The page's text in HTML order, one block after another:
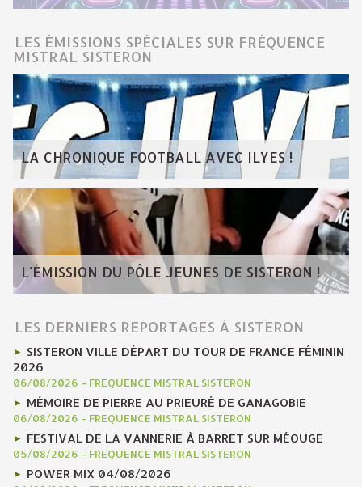
LES ÉMISSIONS SPÉCIALES SUR FRÉQUENCE
MISTRAL SISTERON
LA CHRONIQUE FOOTBALL AVEC ILYES !
L'ÉMISSION DU PÔLE JEUNES DE SISTERON !
LES DERNIERS REPORTAGES À SISTERON
SISTERON VILLE DÉPART DU TOUR DE FRANCE FÉMININ
2026
06/08/2026 - FREQUENCE MISTRAL SISTERON
MÉMOIRE DE PIERRE AU PRIEURÉ DE GANAGOBIE
06/08/2026 - FREQUENCE MISTRAL SISTERON
FESTIVAL DE LA VANNERIE À BARRET SUR MÉOUGE
05/08/2026 - FREQUENCE MISTRAL SISTERON
POWER MIX 04/08/2026